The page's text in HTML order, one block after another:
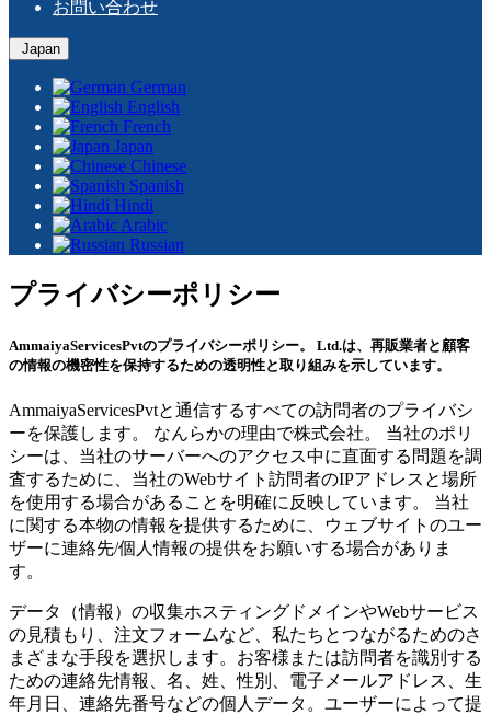
お問い合わせ
Japan
German
English
French
Japan
Chinese
Spanish
Hindi
Arabic
Russian
プライバシーポリシー
AmmaiyaServicesPvtのプライバシーポリシー。 Ltd.は、再販業者と顧客
の情報の機密性を保持するための透明性と取り組みを示しています。
AmmaiyaServicesPvtと通信するすべての訪問者のプライバシ
ーを保護します。 なんらかの理由で株式会社。 当社のポリ
シーは、当社のサーバーへのアクセス中に直面する問題を調
査するために、当社のWebサイト訪問者のIPアドレスと場所
を使用する場合があることを明確に反映しています。 当社
に関する本物の情報を提供するために、ウェブサイトのユー
ザーに連絡先/個人情報の提供をお願いする場合がありま
す。
データ（情報）の収集ホスティングドメインやWebサービス
の見積もり、注文フォームなど、私たちとつながるためのさ
まざまな手段を選択します。お客様または訪問者を識別する
ための連絡先情報、名、姓、性別、電子メールアドレス、生
年月日、連絡先番号などの個人データ。ユーザーによって提